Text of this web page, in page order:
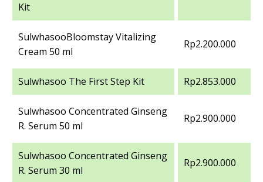
Kit
SulwhasooBloomstay Vitalizing
Cream 50 ml
Rp2.200.000
Sulwhasoo The First Step Kit Rp2.853.000
Sulwhasoo Concentrated Ginseng
R. Serum 50 ml
Rp2.900.000
Sulwhasoo Concentrated Ginseng
R. Serum 30 ml
Rp2.900.000